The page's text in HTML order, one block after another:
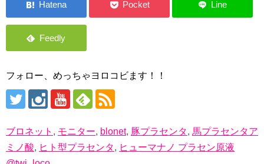
フォロー、めっちゃヨロコビます！！
ブロネット , モニター, blonet, 豚プラセンタ, 馬プラセンタア
ミノ酸, ヒト型プラセンタ, ヒューマナノ プラセン原液